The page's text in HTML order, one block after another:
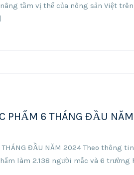
tầm vị thế của nông sản Việt
PHẨM 6 THÁNG ĐẦU
THÁNG ĐẦU NĂM 2024 Theo thông
làm 2.138 người mắc và 6 trường